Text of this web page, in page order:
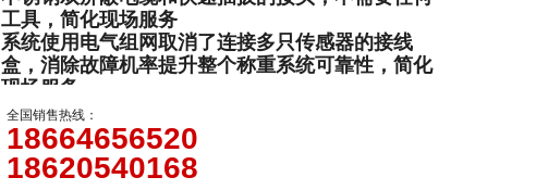
工具，简化现场服务
系统使用电气组网取消了连接多只传感器的接线
盒，消除故障机率提升整个称重系统可靠性，简化
现场服务。
全国销售热线：
18664656520
18620540168